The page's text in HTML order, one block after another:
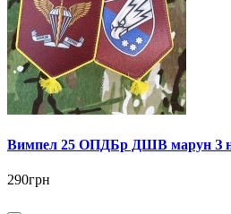
Вимпел 25 ОПДБр ДШВ марун З
290грн